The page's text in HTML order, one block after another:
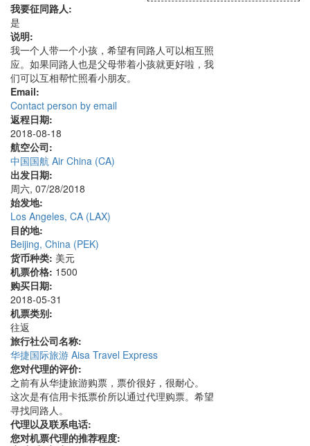
我要征同路人:
是
说明:
我一个人带一个小孩，希望有同路人可以相互照
应。如果同路人也是父母带着小孩就更好啦，我
们可以互相帮忙照看小朋友。
Email:
Contact person by email
返程日期:
2018-08-18
航空公司:
中国国航 Air China (CA)
出发日期:
周六, 07/28/2018
始发地:
Los Angeles, CA (LAX)
目的地:
Beijing, China (PEK)
货币种类: 美元
机票价格: 1500
购买日期:
2018-05-31
机票类别:
往返
旅行社公司名称:
华捷国际旅游 Aisa Travel Express
您对代理的评价:
之前有从华捷旅游购票，票价很好，很耐心。
这次是有信用卡抵票价所以通过代理购票。希望
寻找同路人。
代理以及联系电话:
您对机票代理的推荐程度: